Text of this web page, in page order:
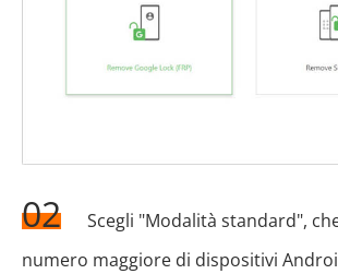
02
Scegli "Modalità standard",
numero maggiore di dispositivi